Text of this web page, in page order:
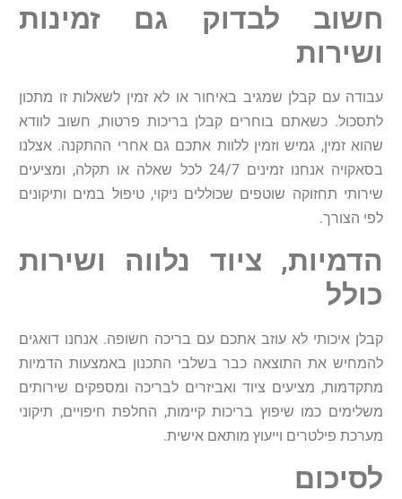
חשוב לבדוק גם
זמינות
ושירות
עבודה עם קבלן שמגיב באיחור או לא זמין לשאלות זו מתכון
לתסכול. כשאתם בוחרים קבלן בריכות פרטות, חשוב לוודא
שהוא זמין, גמיש וזמין ללוות אתכם גם אחרי ההתקנה. אצלנו
בסאקויה אנחנו זמינים 24/7 לכל שאלה או תקלה, ומציעים
שירותי תחזוקה שוטפים שכוללים ניקוי,טיפול במים ותיקונים
לפי הצורך.
הדמיות, ציוד נלווה
ושירות
כולל
קבלן איכותי לא עוזב אתכם עם בריכה חשופה. אנחנו דואגים
להמחיש את התוצאה כבר בשלבי התכנון באמצעות הדמיות
מתקדמות, מציעים ציוד ואביזרים לבריכה ומספקים שירותים
משלימים כמו שיפוץ בריכות קיימות, החלפת חיפויים, תיקוני
מערכת פילטרים וייעוץ מותאם אישית.
לסיכום